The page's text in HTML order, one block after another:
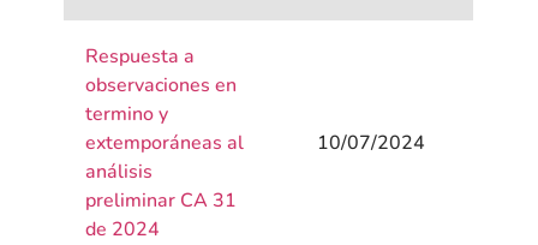
Respuesta a
observaciones en
termino y
extemporáneas al
análisis
preliminar CA 31
de 2024
10/07/2024